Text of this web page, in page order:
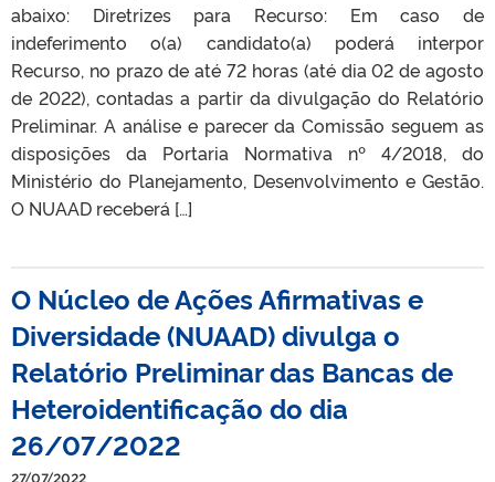
abaixo: Diretrizes para Recurso: Em caso de
indeferimento o(a) candidato(a) poderá interpor
Recurso, no prazo de até 72 horas (até dia 02 de agosto
de 2022), contadas a partir da divulgação do Relatório
Preliminar. A análise e parecer da Comissão seguem as
disposições da Portaria Normativa nº 4/2018, do
Ministério do Planejamento, Desenvolvimento e Gestão.
O NUAAD receberá […]
O Núcleo de Ações Afirmativas e
Diversidade (NUAAD) divulga o
Relatório Preliminar das Bancas de
Heteroidentificação do dia
26/07/2022
27/07/2022